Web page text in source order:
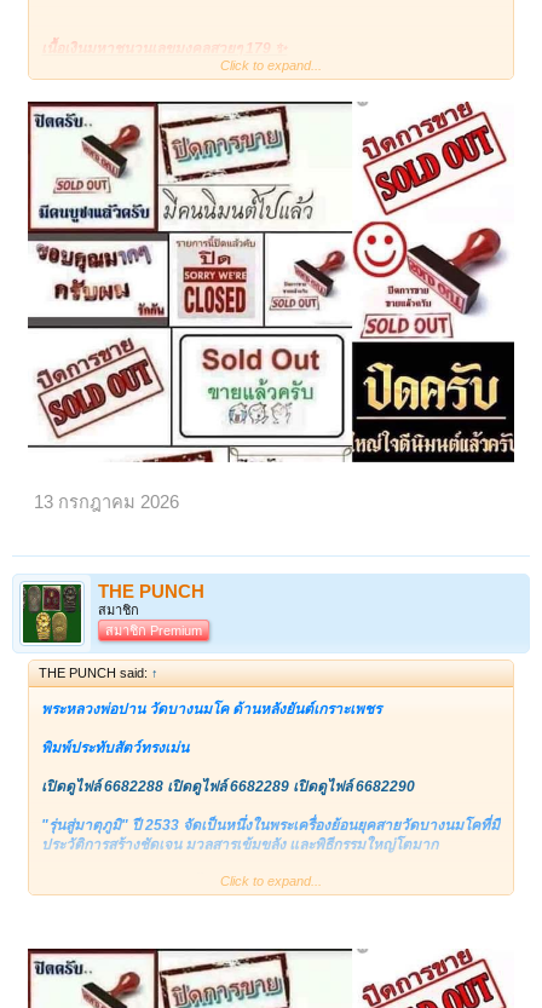
เนื้อเงินมหาชนวนเลขมงคลสวยๆ 179 ✨
(สภาพสวยสมบูรณ์พร้อมกล่องเดิม)
- เนื้อเงินมหาชนวน (ใช้แทนพระปิดตาสารพัดเฮง ท่านครูบาที่เคยขึ้นไป
หลักแสนได้เลยครับ) ✨
✨ พระปิดตามหาอุตตโม สร้างในวาระอายุครบรอบ 71 ปี อ.เพียรวิทย์ จัด
สร้างตามแบบครูบาอาจารย์ท่านหลวงปู่ทิม อิสริโก วัดละหารไร่ จ.ระยอง
✨ได้รับความเมตตาจากครูบากฤษดาเมตตาอธิษฐานจิตให้ โดยมีชนวน
หลากหลาย เช่น ชนวนพระกริ่งชินบัญชรหลวงปู่ทิม , #ชนวนก้านพระกริ่งชิน
บัญชรล้านนา , ตะกรุดมหานิทราหลวงปู่ทิม ตะกรุดโทนหลวงปู่ทิม ชนวนที่
ใช้สร้างพระทุกรุ่นที่ท่าน อ.เพียรวิทย์ สะสมมา และปลุกเสกอีกหลายวาระ
อาทิ ครูบากฤษดา , ครูบาหยัด ,หลวงพ่อขันติ , พระอาจารย์ประสูติ และเข้า
พิธีปลุกเสกใหญ่ที่วัดพระเจ้าศรีสัมฤทธิ์ เพื่อเอาเคล็ดว่าทำอะไรก็สัมฤทธิ์ผล
"มหาสมปรารถนา"
พุทธคุณ : “มหาสมปรารถนา” ตามชื่อรุ่น, เมตตามหานิยม โชคลาภ
ค้าขาย แคล้วคลาด ปลอดภัย ฯลฯ
แบ่งปันพิเศษที่ ปิด ครับ
6683346 เปิดดูไฟล์ 6683347 เปิดดูไฟล์ 6683348 เปิดดูไฟล์ 6683349
เปิดดูไฟล์ 6683350 เปิดดูไฟล์ 6683351
6683353
Click to expand...
13 กรกฎาคม 2026
THE PUNCH
สมาชิก
สมาชิก Premium
THE PUNCH said: ↑
พระหลวงพ่อปาน วัดบางนมโค ด้านหลังยันต์เกราะเพชร
พิมพ์ประทับสัตว์ทรงเม่น
เปิดดูไฟล์ 6682288 เปิดดูไฟล์ 6682289 เปิดดูไฟล์ 6682290
"รุ่นสู่มาตุภูมิ" ปี 2533 จัดเป็นหนึ่งในพระเครื่องย้อนยุคสายวัดบางนมโคที่มี
ประวัติการสร้างชัดเจน มวลสารเข้มขลัง และพิธีกรรมใหญ่โตมาก
วัตถุประสงค์หลักในตอนนั้นคือ เพื่อจัดหาทุนทรัพย์ในการบูรณปฏิสังขรณ์
ชนวนมวลสารสำคัญ
Click to expand...